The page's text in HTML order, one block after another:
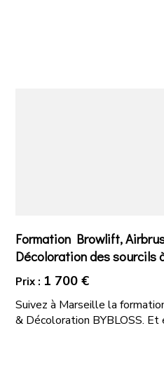
Formation Browlift,
Décoloration des sourcils
Prix : 1 700 €
Suivez à Marseille la
& Décoloration BYBLOSS. Et